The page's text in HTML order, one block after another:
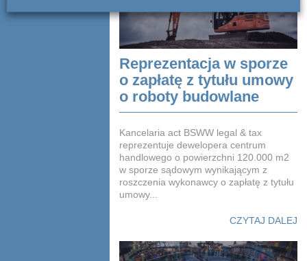
Reprezentacja w sporze
o zapłatę z tytułu umowy
o roboty budowlane
Kancelaria act BSWW legal & tax
reprezentuje dewelopera centrum
handlowego o powierzchni 120.000 m2
w sporze sądowym wynikającym z
roszczenia wykonawcy o zapłatę z tytułu
umowy...
CZYTAJ DALEJ